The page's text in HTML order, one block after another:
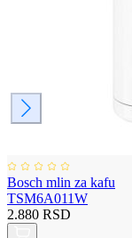
Bosch mlin za kafu
TSM6A011W
2.880 RSD